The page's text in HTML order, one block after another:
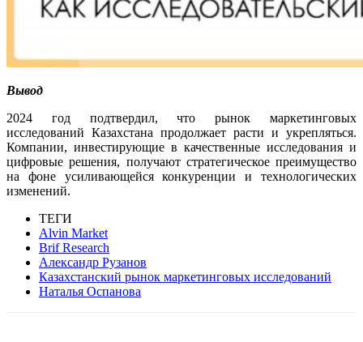
Вывод
2024 год подтвердил, что рынок маркетинговых
исследований Казахстана продолжает расти и укрепляться.
Компании, инвестирующие в качественные исследования и
цифровые решения, получают стратегическое преимущество
на фоне усиливающейся конкуренции и технологических
изменений.
ТЕГИ
Alvin Market
Brif Research
Александр Рузанов
Казахстанский рынок маркетинговых исследований
Наталья Оспанова